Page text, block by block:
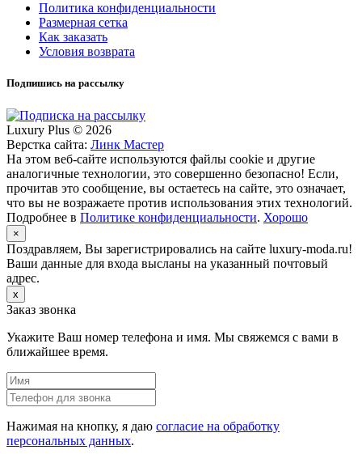
Политика конфиденциальности
Размерная сетка
Как заказать
Условия возврата
Подпишись на рассылку
Luxury Plus © 2026
Верстка сайта: Линк Мастер
На этом веб-сайте используются файлы cookie и другие
аналогичные технологии, это совершенно безопасно! Если,
прочитав это сообщение, вы остаетесь на сайте, это означает,
что вы не возражаете против использования этих технологий.
Подробнее в Политике конфиденциальности. Хорошо
×
Поздравляем, Вы зарегистрировались на сайте luxury-moda.ru!
Ваши данные для входа высланы на указанный почтовый
адрес.
x
Заказ звонка
Укажите Ваш номер телефона и имя. Мы свяжемся с вами в
ближайшее время.
Нажимая на кнопку, я даю согласие на обработку
персональных данных.